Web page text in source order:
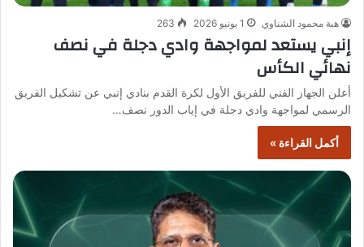
هبة محمود الشناوي 1 يونيو 2026 263
إنبي يستعد لمواجهة وادي دجلة في نصف
نهائي الكأس
أعلن الجهاز الفني للفريق الأول لكرة القدم بنادي إنبي عن تشكيل الفريق
الرسمي لمواجهة وادي دجلة في إياب الدور نصف…
أكمل القراءة »